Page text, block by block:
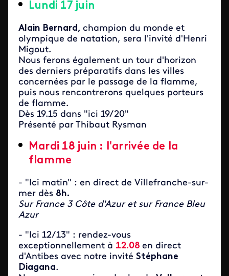
Lundi 17 juin
Alain Bernard, champion du monde et
olympique de natation, sera l'invité d'Henri
Migout.
Nous ferons également un tour d'horizon
des derniers préparatifs dans les villes
concernées par le passage de la flamme,
puis nous rencontrerons quelques porteurs
de flamme.
Dès 19.15 dans "ici 19/20"
Présenté par Thibaut Rysman
Mardi 18 juin : l'arrivée de la
flamme
- "Ici matin" : en direct de Villefranche-sur-
mer dès 8h.
Sur France 3 Côte d'Azur et sur France Bleu
Azur
- "Ici 12/13" : rendez-vous
exceptionnellement à 12.08 en direct
d'Antibes avec notre invité Stéphane
Diagana.